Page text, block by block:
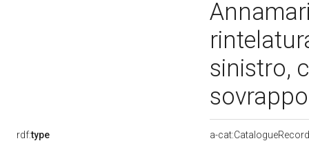
sinistro,
rdf:type
a-